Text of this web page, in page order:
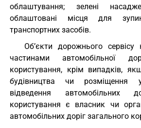
облаштування; зелені
облаштовані місця для
транспортних засобів.
Об’єкти дорожнього
частинами автомобільної
користування, крім випадків,
будівництва чи
відведення автомобільних
користування є власник чи
автомобільних доріг загального